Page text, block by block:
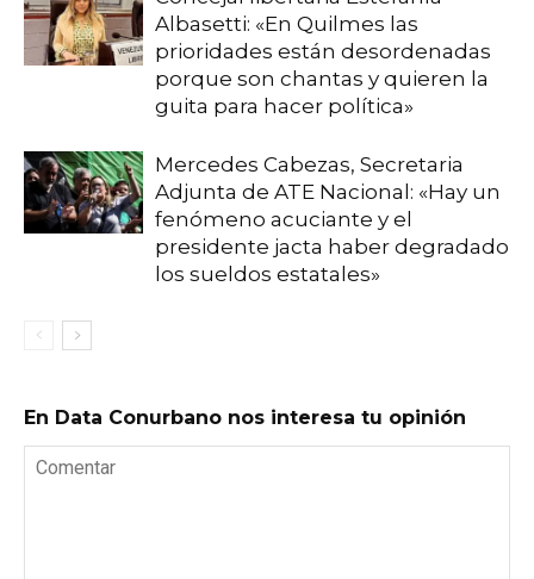
Albasetti: «En Quilmes las
prioridades están desordenadas
porque son chantas y quieren la
guita para hacer política»
Mercedes Cabezas, Secretaria
Adjunta de ATE Nacional: «Hay un
fenómeno acuciante y el
presidente jacta haber degradado
los sueldos estatales»
En Data Conurbano nos interesa tu opinión